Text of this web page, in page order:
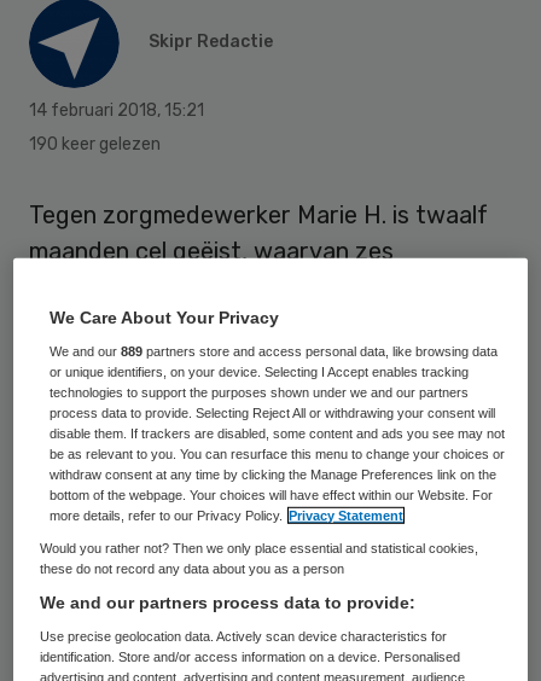
Skipr Redactie
14 februari 2018, 15:21
190 keer gelezen
Tegen zorgmedewerker Marie H. is twaalf
maanden cel geëist, waarvan zes
medeplichtigheid aan jarenlange ontucht
met een cliënt van de zorginstelling
Neshoeve in Ridderkerk waar de vrouw
werkte. Ze deed dat samen met de 77-
jarige ‘geestelijk leider’ van de instelling
Aaldert van E., die momenteel in hoger
beroep terechtstaat voor onder meer deze
ontucht.
De 62-jarige H. was zelf ooit cliënt van de
christelijke zorghoeve, maar werd later
We Care About Your Privacy
We and our889 partners store and access personal data, like browsing data
or unique identifiers, on your device. Selecting I Accept enables tracking
technologies to support the purposes shown under we and our partners
process data to provide. Selecting Reject All or withdrawing your consent will
disable them. If trackers are disabled, some content and ads you see may not
be as relevant to you. You can resurface this menu to change your choices or
withdraw consent at any time by clicking the Manage Preferences link on the
bottom of the webpage. Your choices will have effect within our Website. For
more details, refer to our Privacy Policy.
Privacy Statement
Would you rather not? Then we only place essential and statistical cookies,
these do not record any data about you as a person
We and our partners process data to provide:
Use precise geolocation data. Actively scan device characteristics for
identification. Store and/or access information on a device. Personalised
advertising and content, advertising and content measurement, audience